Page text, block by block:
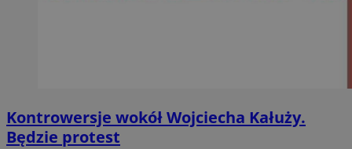
Kontrowersje wokół Wojciecha Kałuży.
Będzie protest